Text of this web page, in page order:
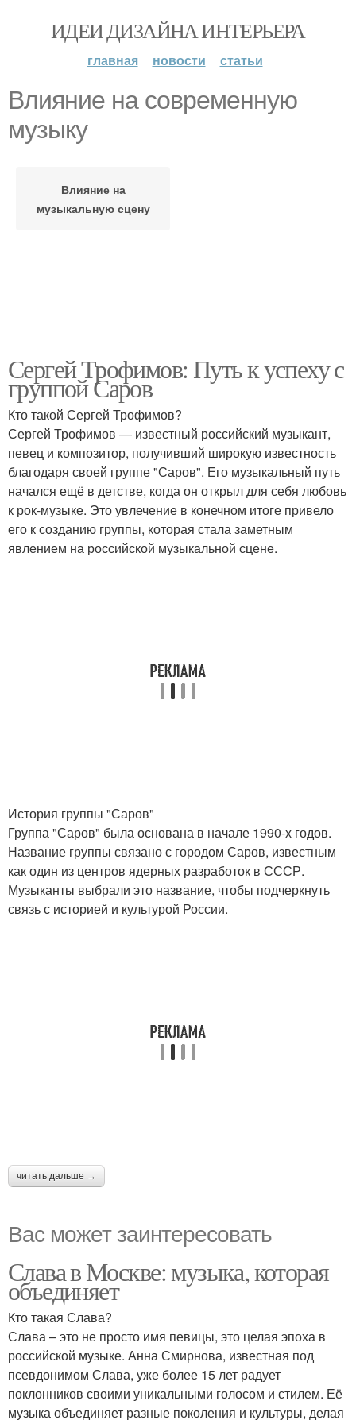
ИДЕИ ДИЗАЙНА ИНТЕРЬЕРА
главная новости статьи
Влияние на современную
музыку
Влияние на
музыкальную сцену
Сергей Трофимов: Путь к успеху с
группой Саров
Кто такой Сергей Трофимов?
Сергей Трофимов — известный российский музыкант,
певец и композитор, получивший широкую известность
благодаря своей группе "Саров". Его музыкальный путь
начался ещё в детстве, когда он открыл для себя любовь
к рок-музыке. Это увлечение в конечном итоге привело
его к созданию группы, которая стала заметным
явлением на российской музыкальной сцене.
История группы "Саров"
Группа "Саров" была основана в начале 1990-х годов.
Название группы связано с городом Саров, известным
как один из центров ядерных разработок в СССР.
Музыканты выбрали это название, чтобы подчеркнуть
связь с историей и культурой России.
читать дальше →
Вас может заинтересовать
Слава в Москве: музыка, которая
объединяет
Кто такая Слава?
Слава – это не просто имя певицы, это целая эпоха в
российской музыке. Анна Смирнова, известная под
псевдонимом Слава, уже более 15 лет радует
поклонников своими уникальными голосом и стилем. Её
музыка объединяет разные поколения и культуры, делая